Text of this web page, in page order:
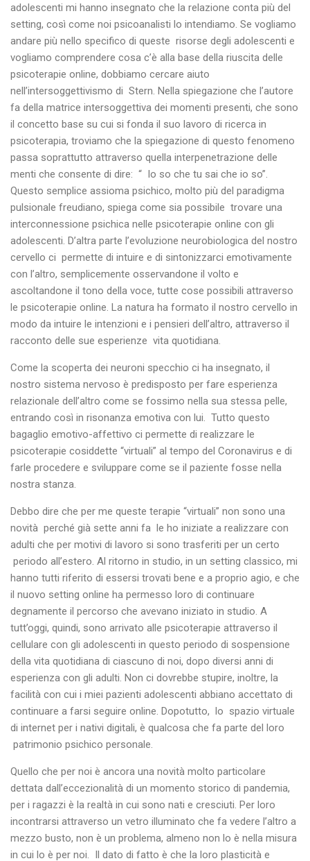
adolescenti mi hanno insegnato che la relazione conta più del
setting, così come noi psicoanalisti lo intendiamo. Se vogliamo
andare più nello specifico di queste risorse degli adolescenti e
vogliamo comprendere cosa c’è alla base della riuscita delle
psicoterapie online, dobbiamo cercare aiuto
nell’intersoggettivismo di Stern. Nella spiegazione che l’autore
fa della matrice intersoggettiva dei momenti presenti, che sono
il concetto base su cui si fonda il suo lavoro di ricerca in
psicoterapia, troviamo che la spiegazione di questo fenomeno
passa soprattutto attraverso quella interpenetrazione delle
menti che consente di dire: “ Io so che tu sai che io so”.
Questo semplice assioma psichico, molto più del paradigma
pulsionale freudiano, spiega come sia possibile trovare una
interconnessione psichica nelle psicoterapie online con gli
adolescenti. D’altra parte l’evoluzione neurobiologica del nostro
cervello ci permette di intuire e di sintonizzarci emotivamente
con l’altro, semplicemente osservandone il volto e
ascoltandone il tono della voce, tutte cose possibili attraverso
le psicoterapie online. La natura ha formato il nostro cervello in
modo da intuire le intenzioni e i pensieri dell’altro, attraverso il
racconto delle sue esperienze vita quotidiana.
Come la scoperta dei neuroni specchio ci ha insegnato, il
nostro sistema nervoso è predisposto per fare esperienza
relazionale dell’altro come se fossimo nella sua stessa pelle,
entrando così in risonanza emotiva con lui. Tutto questo
bagaglio emotivo-affettivo ci permette di realizzare le
psicoterapie cosiddette “virtuali” al tempo del Coronavirus e di
farle procedere e sviluppare come se il paziente fosse nella
nostra stanza.
Debbo dire che per me queste terapie “virtuali” non sono una
novità perché già sette anni fa le ho iniziate a realizzare con
adulti che per motivi di lavoro si sono trasferiti per un certo
periodo all’estero. Al ritorno in studio, in un setting classico, mi
hanno tutti riferito di essersi trovati bene e a proprio agio, e che
il nuovo setting online ha permesso loro di continuare
degnamente il percorso che avevano iniziato in studio. A
tutt’oggi, quindi, sono arrivato alle psicoterapie attraverso il
cellulare con gli adolescenti in questo periodo di sospensione
della vita quotidiana di ciascuno di noi, dopo diversi anni di
esperienza con gli adulti. Non ci dovrebbe stupire, inoltre, la
facilità con cui i miei pazienti adolescenti abbiano accettato di
continuare a farsi seguire online. Dopotutto, lo spazio virtuale
di internet per i nativi digitali, è qualcosa che fa parte del loro
patrimonio psichico personale.
Quello che per noi è ancora una novità molto particolare
dettata dall’eccezionalità di un momento storico di pandemia,
per i ragazzi è la realtà in cui sono nati e cresciuti. Per loro
incontrarsi attraverso un vetro illuminato che fa vedere l’altro a
mezzo busto, non è un problema, almeno non lo è nella misura
in cui lo è per noi. Il dato di fatto è che la loro plasticità e